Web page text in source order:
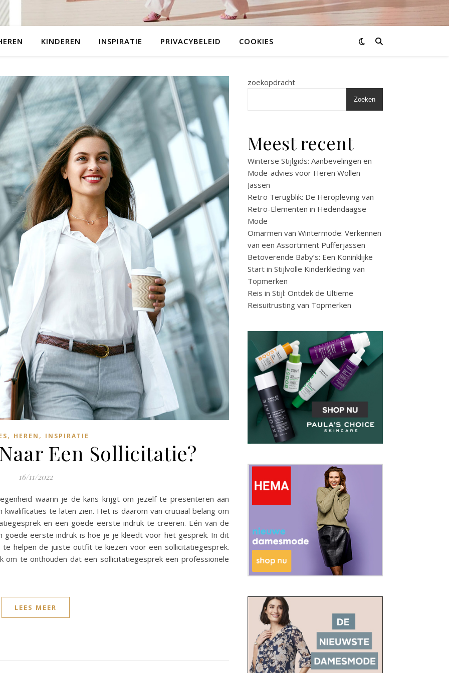
KINDEREN INSPIRATIE PRIVACYBELEID COOKIES
, HEREN , INSPIRATIE
Een Sollicitatie?
16/11/2022
waarin je de kans krijgt om jezelf te presenteren aan
te laten zien. Het is daarom van cruciaal belang om
en een goede eerste indruk te creëren. Eén van de
goede eerste indruk is hoe je je kleedt voor het gesprek. In dit
helpen de juiste outfit te kiezen voor een sollicitatiegesprek.
te onthouden dat een sollicitatiegesprek een professionele
LEES MEER
zoekopdracht
Zoeken
Meest recent
Winterse Stijlgids: Aanbevelingen en
Mode-advies voor Heren Wollen
Jassen
Retro Terugblik: De Heropleving van
Retro-Elementen in Hedendaagse
Mode
Omarmen van Wintermode: Verkennen
van een Assortiment Pufferjassen
Betoverende Baby’s: Een Koninklijke
Start in Stijlvolle Kinderkleding van
Topmerken
Reis in Stijl: Ontdek de Ultieme
Reisuitrusting van Topmerken